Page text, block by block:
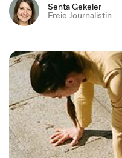
Senta Gekeler
Freie Journalistin